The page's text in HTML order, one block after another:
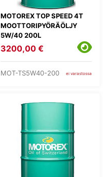
MOTOREX TOP SPEED 4T
MOOTTORIPYÖRÄÖLJY
5W/40 200L
3200,00 €
MOT-TS5W40-200 ei varastossa